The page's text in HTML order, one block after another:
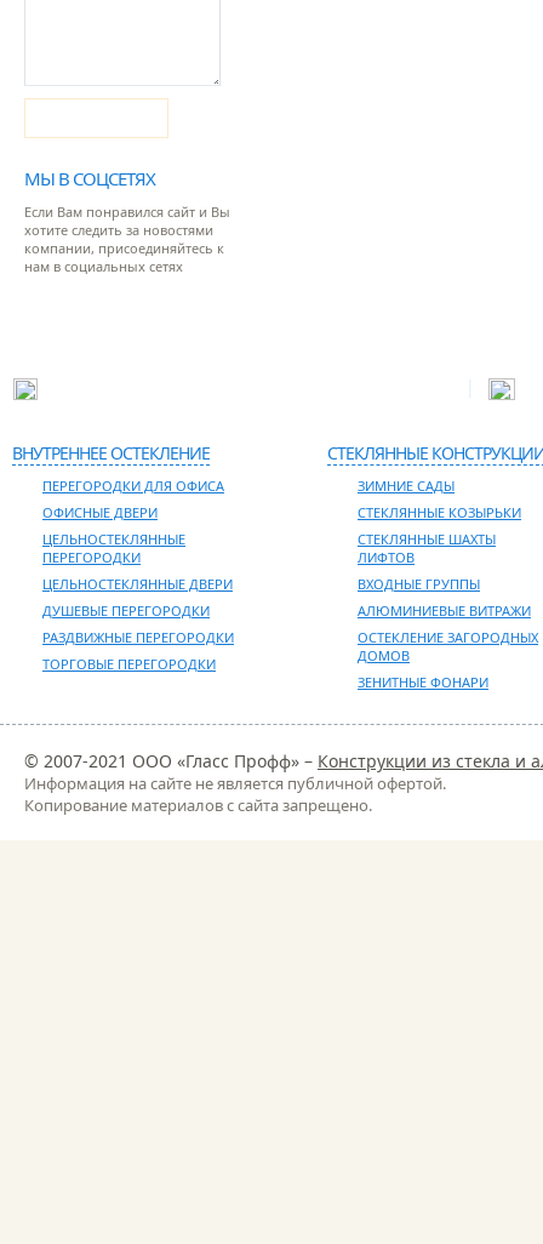
МЫ В СОЦСЕТЯХ
Если Вам понравился сайт и Вы
хотите следить за новостями
компании, присоединяйтесь к
нам в социальных сетях
ВНУТРЕННЕЕ ОСТЕКЛЕНИЕ
ПЕРЕГОРОДКИ ДЛЯ ОФИСА
ОФИСНЫЕ ДВЕРИ
ЦЕЛЬНОСТЕКЛЯННЫЕ
ПЕРЕГОРОДКИ
ЦЕЛЬНОСТЕКЛЯННЫЕ ДВЕРИ
ДУШЕВЫЕ ПЕРЕГОРОДКИ
РАЗДВИЖНЫЕ ПЕРЕГОРОДКИ
ТОРГОВЫЕ ПЕРЕГОРОДКИ
СТЕКЛЯННЫЕ
ЗИМНИЕ САДЫ
СТЕКЛЯННЫЕ КОЗЫРЬКИ
СТЕКЛЯННЫЕ ШАХТЫ
ЛИФТОВ
ВХОДНЫЕ ГРУППЫ
АЛЮМИНИЕВЫЕ ВИТРАЖИ
ОСТЕКЛЕНИЕ ЗАГОРОДНЫХ
ДОМОВ
ЗЕНИТНЫЕ ФОНАРИ
© 2007-2021 ООО «Гласс Профф» – Конструкции из стекла и
Информация на сайте не является публичной офертой.
Копирование материалов с сайта запрещено.